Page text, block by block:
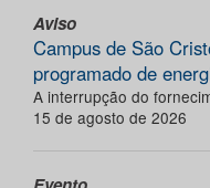
Aviso
Campus de São
programado de
A interrupção do
15 de agosto de 2026